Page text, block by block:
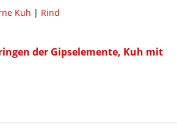
Kuh | Rind
der Gipselemente, Kuh mit